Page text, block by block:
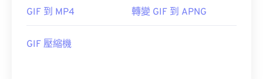
GIF 到 MP4 轉變 GIF 到 APNG
GIF 壓縮機